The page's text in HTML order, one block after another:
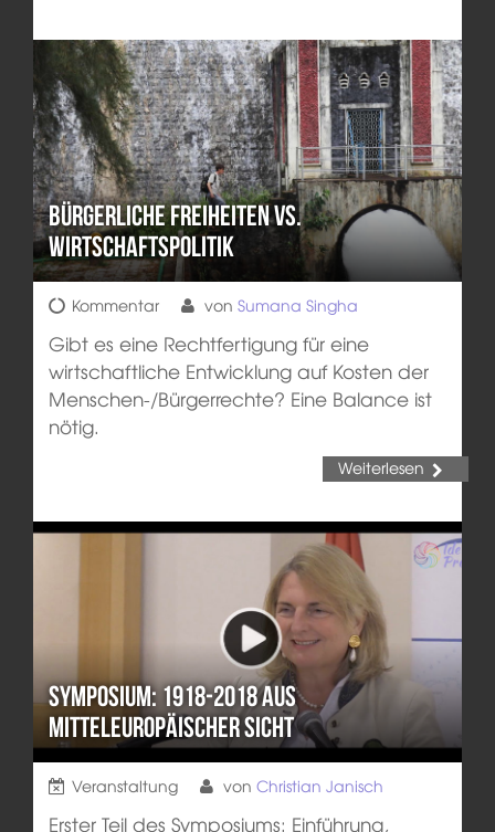
Bürgerliche Freiheiten vs.
Wirtschaftspolitik
Kommentar von Sumana Singha
Gibt es eine Rechtfertigung für eine
wirtschaftliche Entwicklung auf Kosten der
Menschen-/Bürgerrechte? Eine Balance ist
nötig.
Weiterlesen
Symposium: 1918-2018 aus
mitteleuropäischer Sicht
Veranstaltung von Christian Janisch
Erster Teil des Symposiums: Einführung,